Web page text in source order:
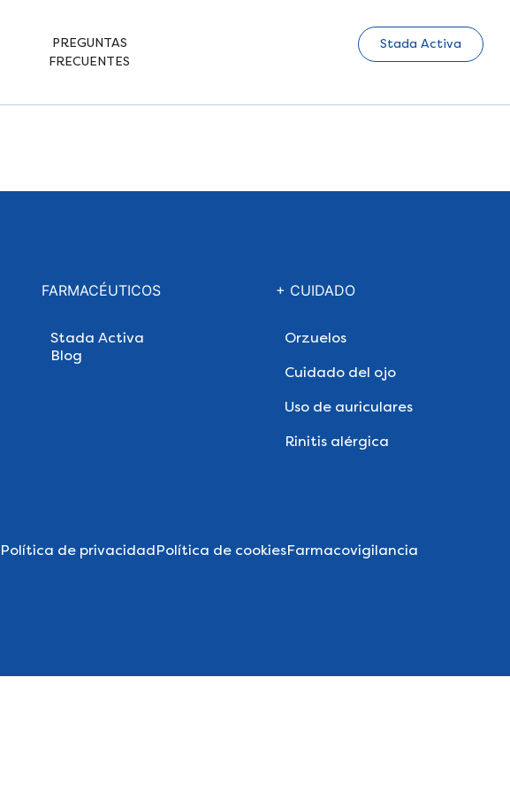
PREGUNTAS
FRECUENTES
Stada Activa
FARMACÉUTICOS
Stada Activa
Blog
+ CUIDADO
Orzuelos
Cuidado del ojo
Uso de auriculares
Rinitis alérgica
Política de privacidadPolítica de cookiesFarmacovigilancia